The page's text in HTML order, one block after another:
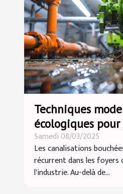
Techniques
écologiques
débouchage des
Samedi 08/03/2025
Les canalisations
récurrent dans les foyers
l'industrie. Au-delà de...